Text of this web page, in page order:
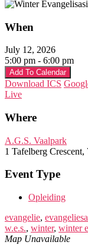
When
July 12, 2026
5:00 pm - 6:00 pm
Add To Calendar
Download ICS
Live
Where
A.G.S. Vaalpark
1 Tafelberg
Event Type
Opleiding
evangelie,
w.e.s., winter, winter
Map Unavailable